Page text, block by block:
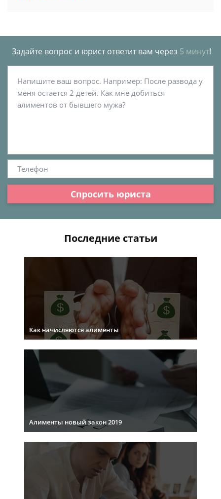
Задайте вопрос и юрист ответит вам через 5 минут!
Спросить юриста
Последние статьи
Как начисляются алименты
Алименты новый закон 2019